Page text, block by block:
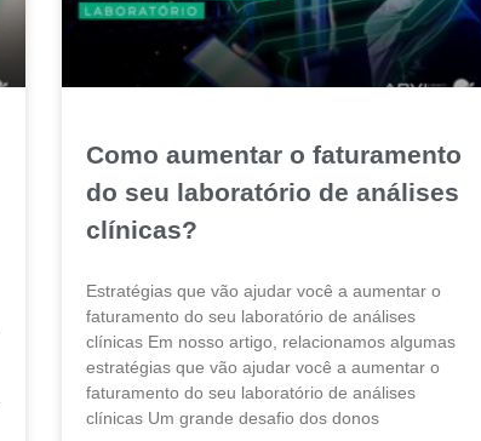
Como aumentar o faturamento
do seu laboratório de análises
clínicas?
Estratégias que vão ajudar você a aumentar o
faturamento do seu laboratório de análises
clínicas Em nosso artigo, relacionamos algumas
estratégias que vão ajudar você a aumentar o
faturamento do seu laboratório de análises
clínicas Um grande desafio dos donos